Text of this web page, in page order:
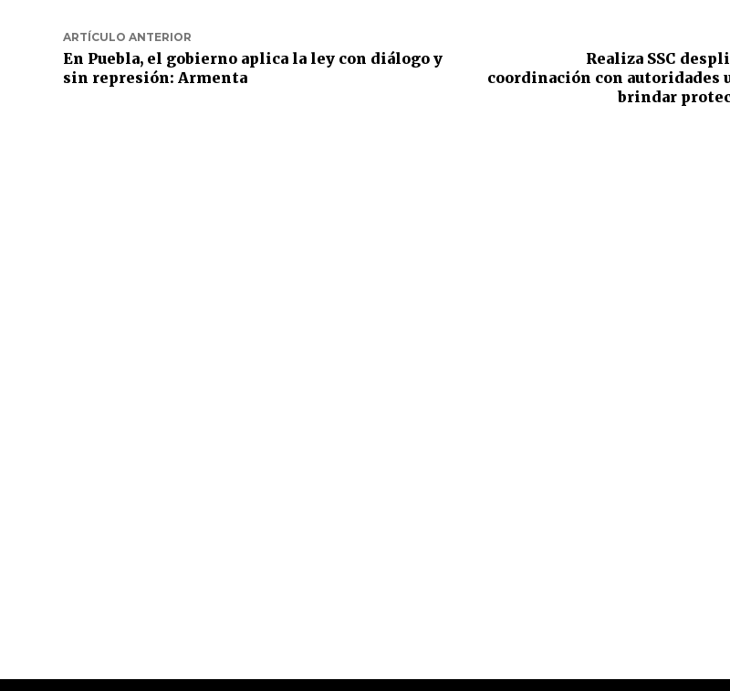
ARTÍCULO ANTERIOR
En Puebla, el gobierno aplica la ley con diálogo y
sin represión: Armenta
Realiza SSC
coordinación con autoridades
brindar